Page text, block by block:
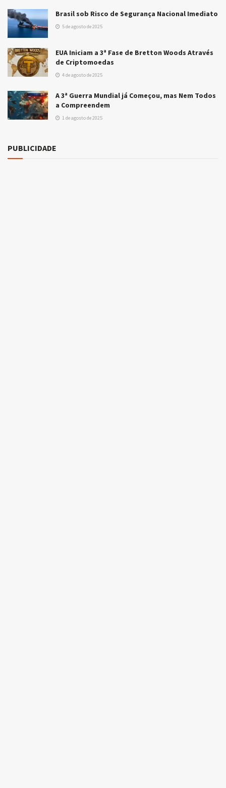
Brasil sob Risco de Segurança Nacional Imediato
5 de agosto de 2025
EUA Iniciam a 3ª Fase de Bretton Woods Através
de Criptomoedas
4 de agosto de 2025
A 3ª Guerra Mundial já Começou, mas Nem Todos
a Compreendem
1 de agosto de 2025
PUBLICIDADE